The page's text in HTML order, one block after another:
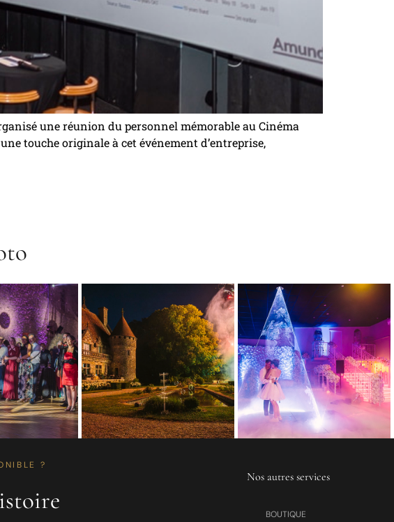
une réunion du personnel mémorable au Cinéma
touche originale à cet événement d’entreprise,
?
Nos autres services
BOUTIQUE